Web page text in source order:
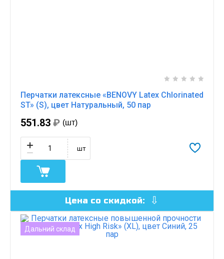
Перчатки латексные «BENOVY Latex Chlorinated
ST» (S), цвет Натуральный, 50 пар
551.83 ₽ (шт)
шт
Цена со скидкой:
Дальний склад